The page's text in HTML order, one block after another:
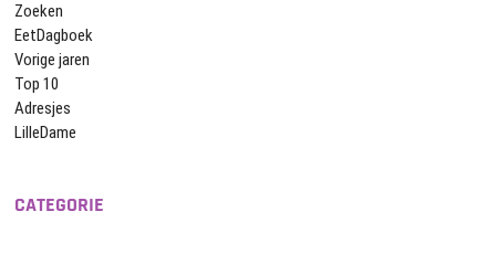
Zoeken
EetDagboek
Vorige jaren
Top 10
Adresjes
LilleDame
CATEGORIE